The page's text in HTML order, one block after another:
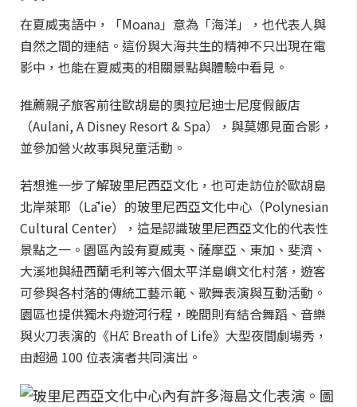
在夏威夷語中，「Moana」意為「海洋」，也代表人與
自然之間的連結。這份與大海共生的精神不只出現在電
影中，也能在夏威夷的相關景點與體驗中看見。
推薦親子旅客前往歐胡島的奧拉尼迪士尼度假飯店
（Aulani, A Disney Resort & Spa），與莫娜見面合影，
並參加營火故事與兒童活動。
若想進一步了解玻里尼西亞文化，也可走訪位於歐胡島
北岸萊耶（Lāʻie）的玻里尼西亞文化中心（Polynesian
Cultural Center），這是認識玻里尼西亞文化的代表性
景點之一。園區內設有夏威夷、薩摩亞、東加、斐濟、
大溪地與紐西蘭毛利等六個太平洋島嶼文化村落，遊客
可參與各村落的傳統工藝示範、歌舞表演與互動活動。
園區也提供獨木舟遊河行程，晚間則有結合舞蹈、音樂
與火刀表演的《HĀ: Breath of Life》大型夜間劇場秀，
由超過 100 位表演者共同演出。